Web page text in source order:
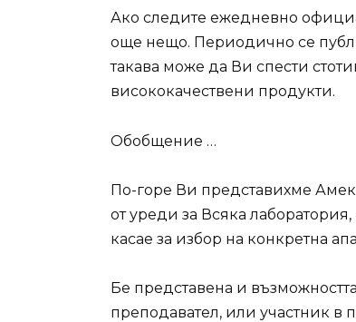
Ако следите ежедневно
още нещо. Периодично се
такава може да Ви спести
висококачествени продукти.
Обобщение …
По-горе Ви представихме
от уреди за Всяка
касае за избор на конкретна
Бе представена и
преподавател, или участник в